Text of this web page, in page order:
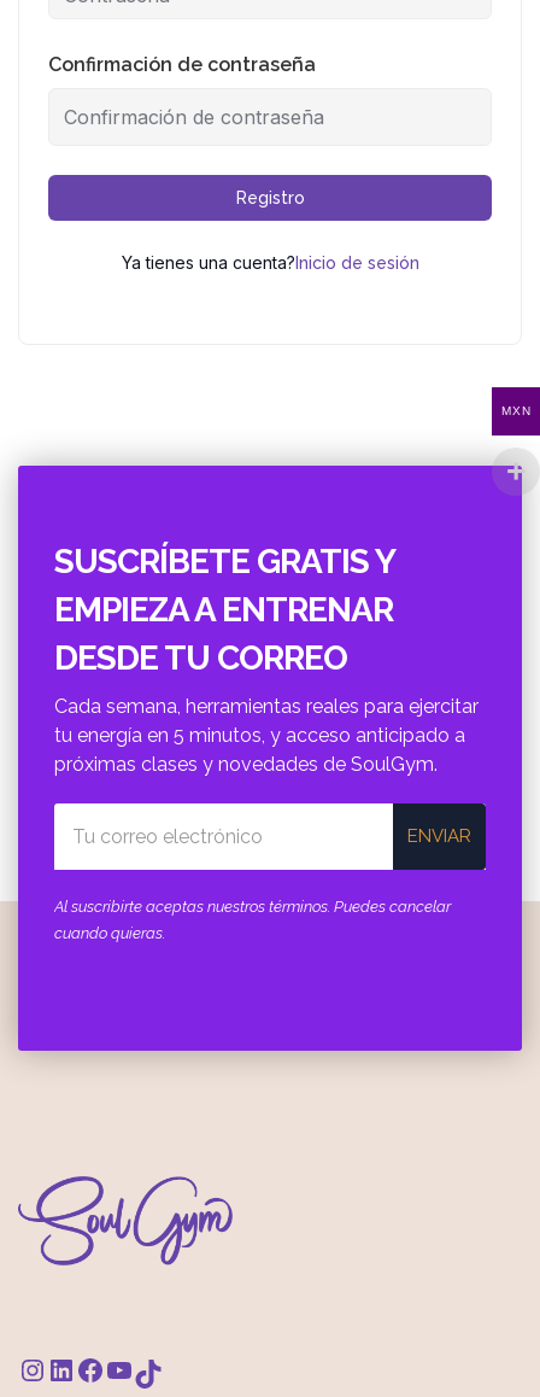
Confirmación de contraseña
Registro
Ya tienes una cuenta? Inicio de sesión
SUSCRÍBETE GRATIS Y
EMPIEZA A ENTRENAR
DESDE TU CORREO
Cada semana, herramientas reales para ejercitar
tu energí­a en 5 minutos, y acceso anticipado a
próximas clases y novedades de SoulGym.
ENVIAR
Al suscribirte aceptas nuestros términos. Puedes cancelar
cuando quieras.
MXN